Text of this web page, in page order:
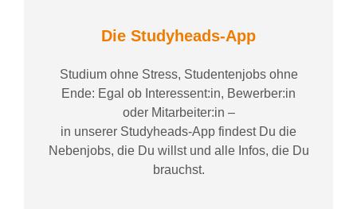
Die Studyheads-App
Studium ohne Stress, Studentenjobs ohne
Ende: Egal ob Interessent:in, Bewerber:in
oder Mitarbeiter:in –
in unserer Studyheads-App findest Du die
Nebenjobs, die Du willst und alle Infos, die Du
brauchst.